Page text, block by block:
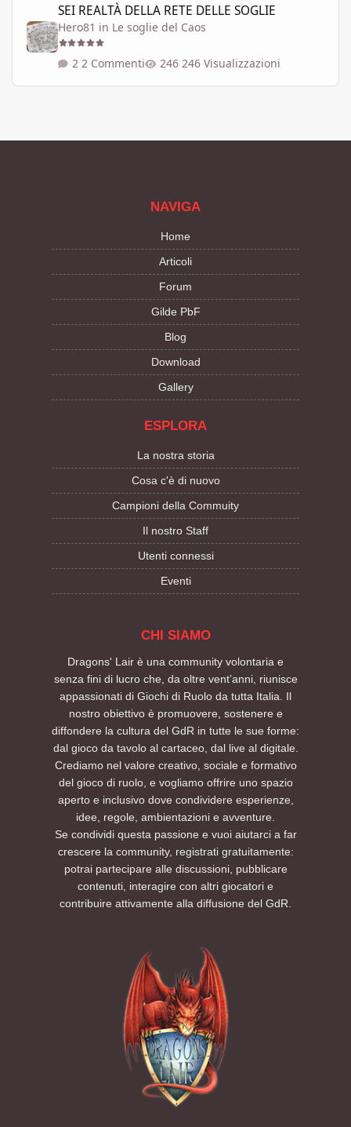
SEI REALTÀ DELLA RETE DELLE SOGLIE
Hero81 in Le soglie del Caos
2 Commenti 246 Visualizzazioni
NAVIGA
Home
Articoli
Forum
Gilde PbF
Blog
Download
Gallery
ESPLORA
La nostra storia
Cosa c'è di nuovo
Campioni della Commuity
Il nostro Staff
Utenti connessi
Eventi
CHI SIAMO
Dragons' Lair è una community volontaria e
senza fini di lucro che, da oltre vent’anni, riunisce
appassionati di Giochi di Ruolo da tutta Italia. Il
nostro obiettivo è promuovere, sostenere e
diffondere la cultura del GdR in tutte le sue forme:
dal gioco da tavolo al cartaceo, dal live al digitale.
Crediamo nel valore creativo, sociale e formativo
del gioco di ruolo, e vogliamo offrire uno spazio
aperto e inclusivo dove condividere esperienze,
idee, regole, ambientazioni e avventure.
Se condividi questa passione e vuoi aiutarci a far
crescere la community, registrati gratuitamente:
potrai partecipare alle discussioni, pubblicare
contenuti, interagire con altri giocatori e
contribuire attivamente alla diffusione del GdR.